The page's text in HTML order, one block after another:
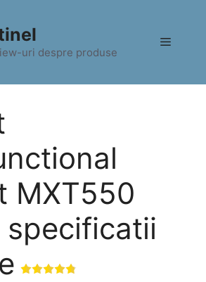
uri despre produse
Meniu
MXT550
specificatii